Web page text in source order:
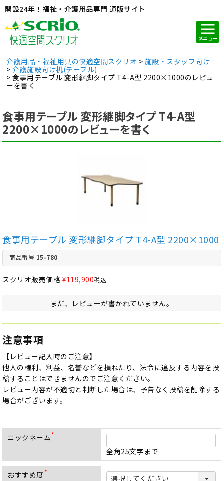
開設24年！福祉・介護用品専門 通販サイト
メニュー
介護用品・福祉用具の快適空間スクリオ
施設・スタッフ向け
介護施設向け机(テーブル)
食事用テーブル 変形継脚タイプ T4-A型 2200×1000のレビュ
ーを書く
食事用テーブル 変形継脚タイプ T4-A型
2200×1000のレビューを書く
食事用テーブル 変形継脚タイプ T4-A型 2200×1000
商品番号 15-780
スクリオ販売価格 ¥119,900税込
まだ、レビューが書かれていません。
注意事項
【レビュー記入時のご注意】
他人の権利、利益、名誉などを損ねたり、法令に違反する内容を投
稿することはできませんのでご注意ください。
レビュー内容が不適切と判断した場合は、予告なく投稿を削除する
場合がございます。
ニックネーム
須
)
全角25文字まで
おすすめ度